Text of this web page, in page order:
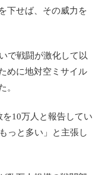
下せば、その威力を
で戦闘が激化して以
めに地対空ミサイル
。
10万人と報告してい
っと多い」と主張し